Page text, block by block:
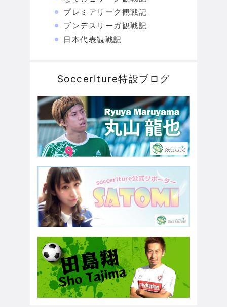
プレミアリーグ観戦記
ブンデスリーガ観戦記
日本代表観戦記
Soccerlture特設ブログ